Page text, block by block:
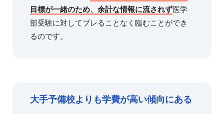
目標が一緒のため、余計な情報に流されず医学
部受験に対してブレることなく臨むことができ
るのです。
大手予備校よりも学費が高い傾向にある